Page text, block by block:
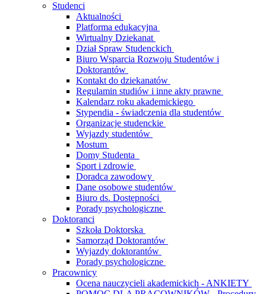
Studenci
Aktualności
Platforma edukacyjna
Wirtualny Dziekanat
Dział Spraw Studenckich
Biuro Wsparcia Rozwoju Studentów i
Doktorantów
Kontakt do dziekanatów
Regulamin studiów i inne akty prawne
Kalendarz roku akademickiego
Stypendia - świadczenia dla studentów
Organizacje studenckie
Wyjazdy studentów
Mostum
Domy Studenta
Sport i zdrowie
Doradca zawodowy
Dane osobowe studentów
Biuro ds. Dostępności
Porady psychologiczne
Doktoranci
Szkoła Doktorska
Samorząd Doktorantów
Wyjazdy doktorantów
Porady psychologiczne
Pracownicy
Ocena nauczycieli akademickich - ANKIETY